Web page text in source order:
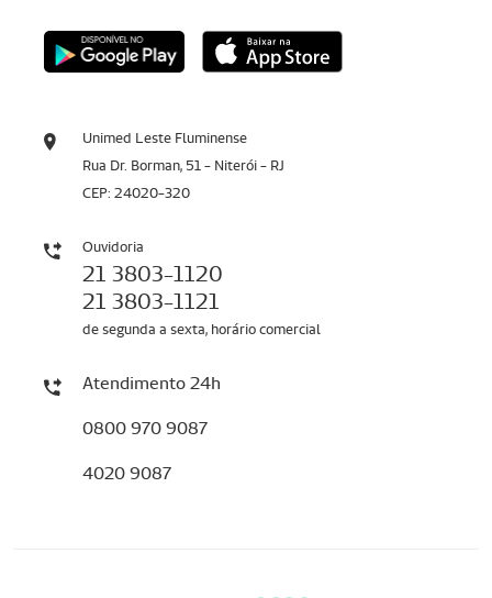
Unimed Leste Fluminense
Rua Dr. Borman, 51 - Niterói - RJ
CEP: 24020-320
Ouvidoria
21 3803-1120
21 3803-1121
de segunda a sexta, horário comercial
Atendimento 24h
0800 970 9087
4020 9087